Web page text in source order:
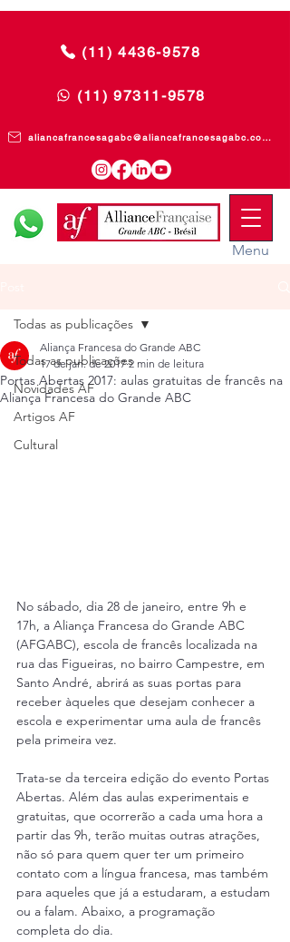
(11) 4436-9578
(11) 97311-9578
aliancafrancesagabc@aliancafrancesagabc.com.br
Menu
Todas as publicações
Novidades AF
Artigos AF
Cultural
Todas as publicações
Portas Abertas 2017: aulas gratuitas de francês na
Aliança Francesa do Grande ABC
Aliança Francesa do Grande ABC
17 de jan. de 2017 2 min de leitura
No sábado, dia 28 de janeiro, entre 9h e
17h, a Aliança Francesa do Grande ABC
(AFGABC), escola de francês localizada na
rua das Figueiras, no bairro Campestre, em
Santo André, abrirá as suas portas para
receber àqueles que desejam conhecer a
escola e experimentar uma aula de francês
pela primeira vez.
Trata-se da terceira edição do evento Portas
Abertas. Além das aulas experimentais e
gratuitas, que ocorrerão a cada uma hora a
partir das 9h, terão muitas outras atrações,
não só para quem quer ter um primeiro
contato com a língua francesa, mas também
para aqueles que já a estudaram, a estudam
ou a falam. Abaixo, a programação
completa do dia.